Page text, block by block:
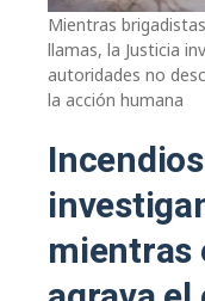
Mientras
llamas, la Justicia
autoridades no
la acción humana
mientras